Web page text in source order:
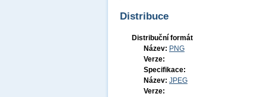
Distribuce
Distribuční formát
Název: PNG
Verze:
Specifikace:
Název: JPEG
Verze: